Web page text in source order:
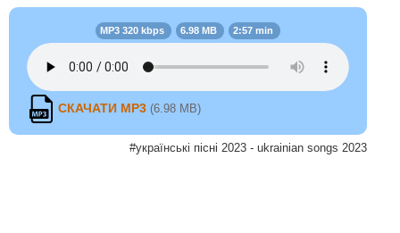
MP3 320 kbps 6.98 MB 2:57 min
СКАЧАТИ MP3 (6.98 MB)
#українські пісні 2023 - ukrainian songs 2023